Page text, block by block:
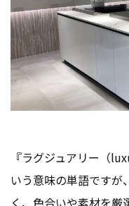
『ラグジュアリー（
いう意味の単語ですが
く、色合いや素材を